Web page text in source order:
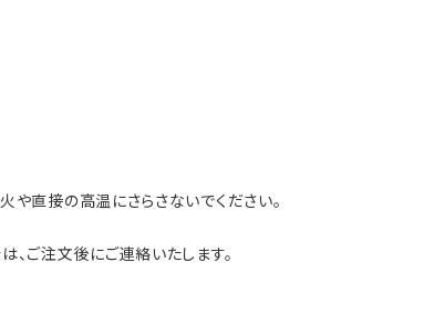
や直接の高温にさらさないでください。
、ご注文後にご連絡いたします。